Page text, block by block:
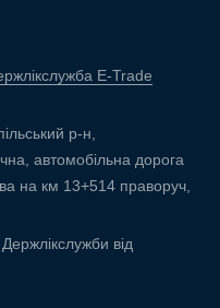
E-Trade
р-н,
автомобільна дорога
на км 13+514 праворуч,
від